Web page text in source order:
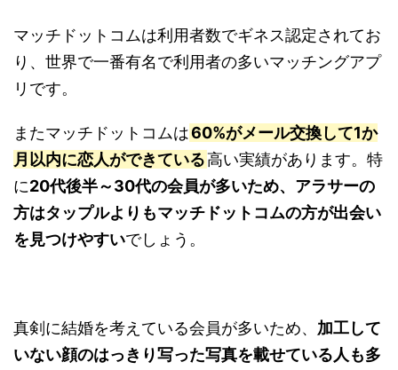
マッチドットコムは利用者数でギネス認定されてお
り、世界で一番有名で利用者の多いマッチングアプ
リです。
またマッチドットコムは60%がメール交換して1か
月以内に恋人ができている高い実績があります。特
に20代後半～30代の会員が多いため、アラサーの
方はタップルよりもマッチドットコムの方が出会い
を見つけやすいでしょう。
真剣に結婚を考えている会員が多いため、 加工して
いない顔のはっきり写った写真を載せている人も多